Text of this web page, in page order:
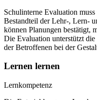
Schulinterne Evaluation
Bestandteil der Lehr-, Lern-
können Planungen bestätigt,
Die Evaluation unterstützt
der Betroffenen bei der
Lernen lernen
Lernkompetenz